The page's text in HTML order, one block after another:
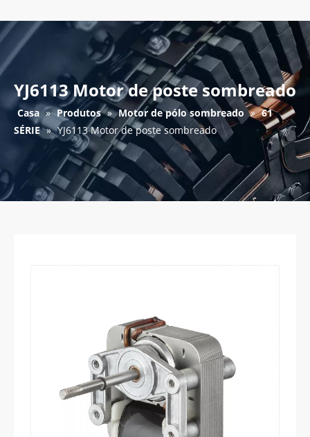
YJ6113 Motor de poste sombreado
Casa » Produtos » Motor de pólo sombreado » 61
SÉRIE » YJ6113 Motor de poste sombreado